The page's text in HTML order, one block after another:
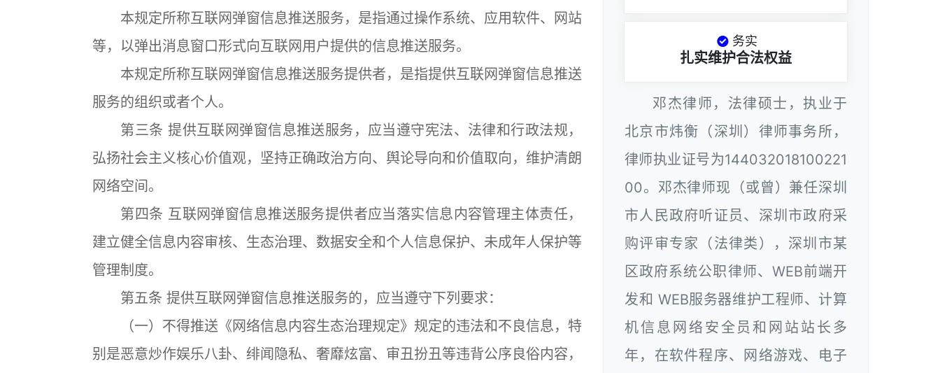
本规定所称互联网弹窗信息推送服务，是指通过操作系统、应用软件、网站
等，以弹出消息窗口形式向互联网用户提供的信息推送服务。
本规定所称互联网弹窗信息推送服务提供者，是指提供互联网弹窗信息推送
服务的组织或者个人。
第三条 提供互联网弹窗信息推送服务，应当遵守宪法、法律和行政法规，
弘扬社会主义核心价值观，坚持正确政治方向、舆论导向和价值取向，维护清朗
网络空间。
第四条 互联网弹窗信息推送服务提供者应当落实信息内容管理主体责任，
建立健全信息内容审核、生态治理、数据安全和个人信息保护、未成年人保护等
管理制度。
第五条 提供互联网弹窗信息推送服务的，应当遵守下列要求：
（一）不得推送《网络信息内容生态治理规定》规定的违法和不良信息，特
别是恶意炒作娱乐八卦、绯闻隐私、奢靡炫富、审丑扮丑等违背公序良俗内容，
务实
扎实维护合法权益
邓杰律师，法律硕士，执业于
北京市炜衡（深圳）律师事务所，
律师执业证号为144032018100221
00。邓杰律师现（或曾）兼任深圳
市人民政府听证员、深圳市政府采
购评审专家（法律类），深圳市某
区政府系统公职律师、WEB前端开
发和 WEB服务器维护工程师、计算
机信息网络安全员和网站站长多
年，在软件程序、网络游戏、电子